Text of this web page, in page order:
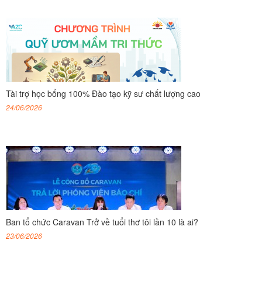
Tài trợ học bổng 100% Đào tạo kỹ sư chất lượng cao
24/06/2026
Ban tổ chức Caravan Trở về tuổi thơ tôi lần 10 là ai?
23/06/2026